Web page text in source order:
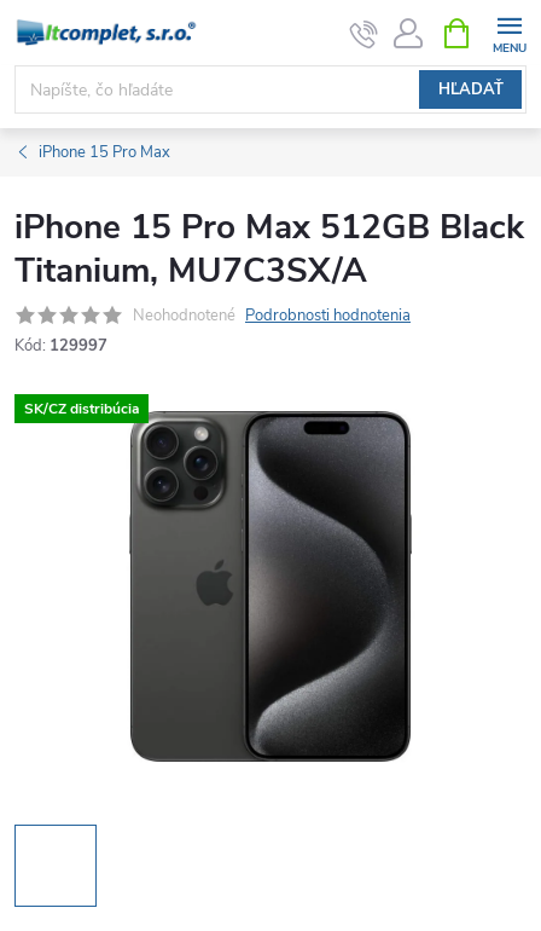
Prejsť
obsah
HĽADAŤ
KOŠÍK
iPhone 15 Pro Max
iPhone 15 Pro Max 512GB Black
Titanium, MU7C3SX/A
Neohodnotené Podrobnosti hodnotenia
Kód: 129997
SK/CZ distribúcia